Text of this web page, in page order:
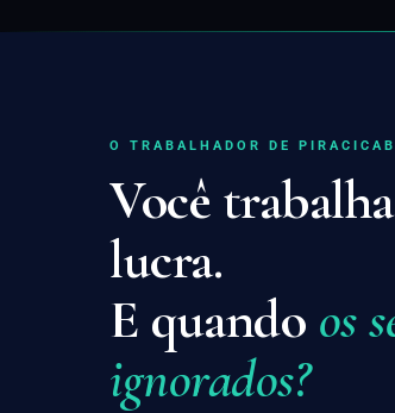
O TRABALHADOR DE
Você
lucra.
E quando os
ignorados?